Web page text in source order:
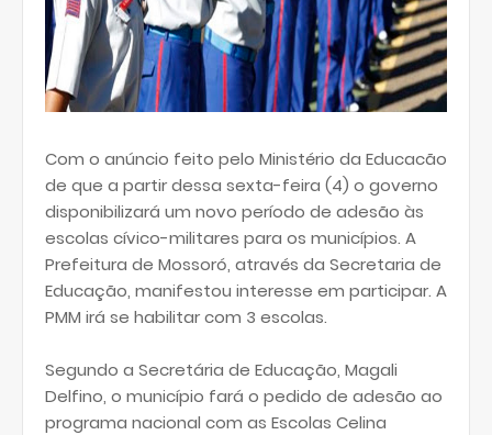
Com o anúncio feito pelo Ministério da Educacão
de que a partir dessa sexta-feira (4) o governo
disponibilizará um novo período de adesão às
escolas cívico-militares para os municípios. A
Prefeitura de Mossoró, através da Secretaria de
Educação, manifestou interesse em participar. A
PMM irá se habilitar com 3 escolas.
Segundo a Secretária de Educação, Magali
Delfino, o município fará o pedido de adesão ao
programa nacional com as Escolas Celina